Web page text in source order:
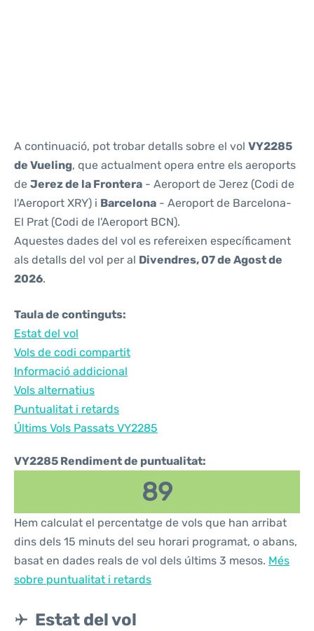
A continuació, pot trobar detalls sobre el vol VY2285
de Vueling, que actualment opera entre els aeroports
de Jerez de la Frontera - Aeroport de Jerez (Codi de
l'Aeroport XRY) i Barcelona - Aeroport de Barcelona-
El Prat (Codi de l'Aeroport BCN).
Aquestes dades del vol es refereixen específicament
als detalls del vol per al Divendres, 07 de Agost de
2026.
Taula de continguts:
Estat del vol
Vols de codi compartit
Informació addicional
Vols alternatius
Puntualitat i retards
Últims Vols Passats VY2285
VY2285 Rendiment de puntualitat:
89
Hem calculat el percentatge de vols que han arribat
dins dels 15 minuts del seu horari programat, o abans,
basat en dades reals de vol dels últims 3 mesos. Més
sobre puntualitat i retards
Estat del vol